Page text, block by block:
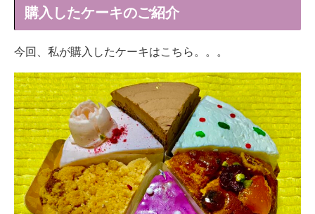
購入したケーキのご紹介
今回、私が購入したケーキはこちら。。。